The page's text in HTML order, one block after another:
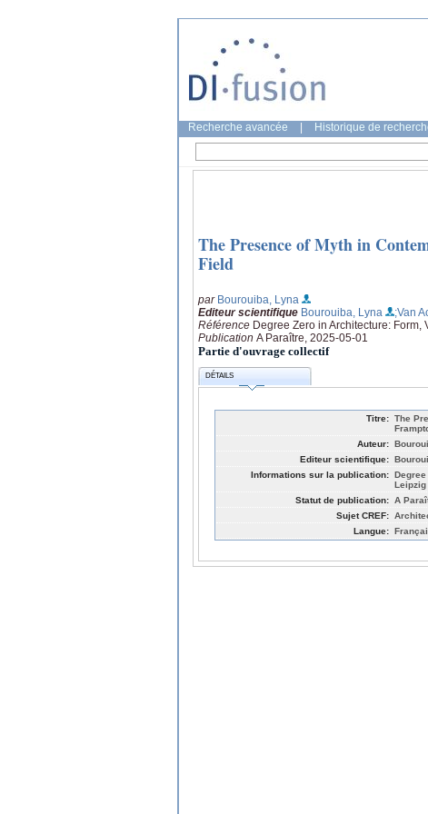
Recherche avancée Historique de
The Presence of Myth in
Field
par Bourouiba, Lyna
Editeur scientifique Bourouiba, Lyna
;Van
Référence Degree Zero in Architecture: Form,
Publication A Paraître, 2025-05-01
Partie d'ouvrage collectif
DÉTAILS
Titre: The
Auteur:
Editeur scientifique:
Informations sur la publication:
Leipzig
Statut de publication: A
Sujet CREF:
Langue: